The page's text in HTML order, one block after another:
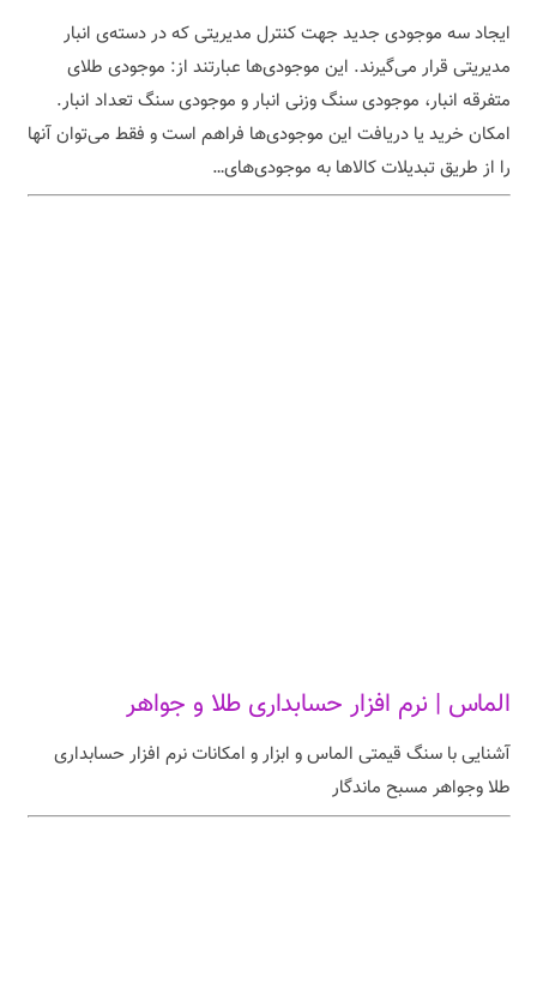
ایجاد سه موجودی جدید جهت کنترل مدیریتی که در دسته‌ی انبار
مدیریتی قرار می‌گیرند. این موجودی‌ها عبارتند از: موجودی طلای
متفرقه انبار، موجودی سنگ وزنی انبار و موجودی سنگ تعداد انبار.
امکان خرید یا دریافت این موجودی‌ها فراهم است و فقط می‌توان آنها
را از طریق تبدیلات کالاها به موجودی‌های…
الماس | نرم افزار حسابداری طلا و جواهر
آشنایی با سنگ قیمتی الماس و ابزار و امکانات نرم افزار حسابداری
طلا وجواهر مسبح ماندگار